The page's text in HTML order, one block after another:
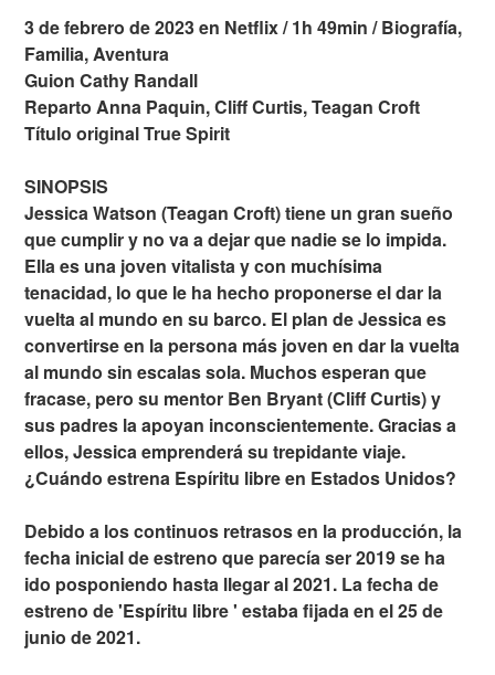
3 de febrero de 2023 en Netflix / 1h 49min / Biografía,
Familia, Aventura
Guion Cathy Randall
Reparto Anna Paquin, Cliff Curtis, Teagan Croft
Título original True Spirit
SINOPSIS
Jessica Watson (Teagan Croft) tiene un gran sueño
que cumplir y no va a dejar que nadie se lo impida.
Ella es una joven vitalista y con muchísima
tenacidad, lo que le ha hecho proponerse el dar la
vuelta al mundo en su barco. El plan de Jessica es
convertirse en la persona más joven en dar la vuelta
al mundo sin escalas sola. Muchos esperan que
fracase, pero su mentor Ben Bryant (Cliff Curtis) y
sus padres la apoyan inconscientemente. Gracias a
ellos, Jessica emprenderá su trepidante viaje.
¿Cuándo estrena Espíritu libre en Estados Unidos?
Debido a los continuos retrasos en la producción, la
fecha inicial de estreno que parecía ser 2019 se ha
ido posponiendo hasta llegar al 2021. La fecha de
estreno de 'Espíritu libre ' estaba fijada en el 25 de
junio de 2021.